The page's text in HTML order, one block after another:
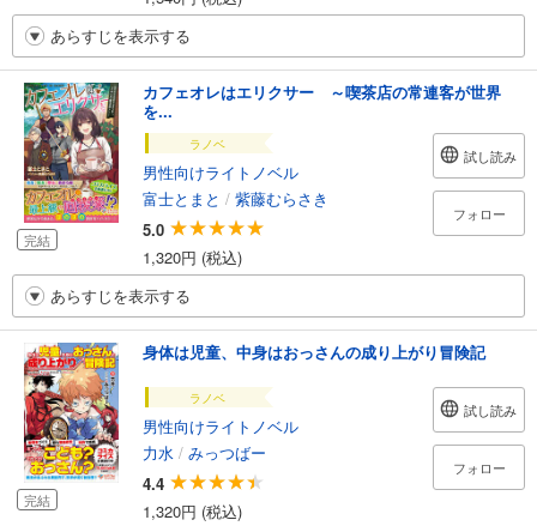
あらすじを表示する
完結
カフェオレはエリクサー ～喫茶店の常連客が世界
を...
ラノベ
男性向けライトノベル
富士とまと / 紫藤むらさき
5.0
1,320円 (税込)
試し読み
フォロー
あらすじを表示する
完結
身体は児童、中身はおっさんの成り上がり冒険記
ラノベ
男性向けライトノベル
力水 / みっつばー
4.4
1,320円 (税込)
試し読み
フォロー